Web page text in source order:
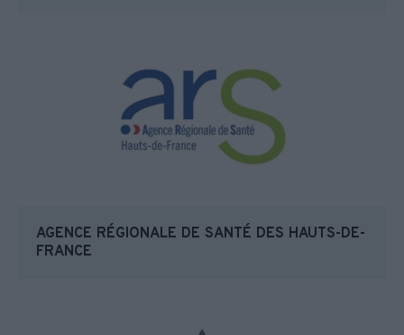
AGENCE RÉGIONALE DE SANTÉ DES HAUTS-DE-
FRANCE